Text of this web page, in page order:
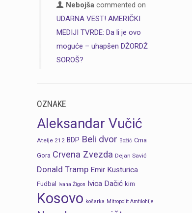
Nebojšacommented on
UDARNA VEST! AMERIČKI
MEDIJI TVRDE: Da li je ovo
moguće – uhapšen DŽORDŽ
SOROŠ?
OZNAKE
Aleksandar Vučić
Atelje 212 BDP Beli dvor Božić Crna
Gora Crvena Zvezda Dejan Savić
Donald Tramp Emir Kusturica
Fudbal Ivana Žigon Ivica Dačić kim
Kosovo košarka Mitropolit Amfilohije